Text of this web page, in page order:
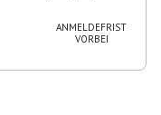
ANMELDEFRIST
VORBEI